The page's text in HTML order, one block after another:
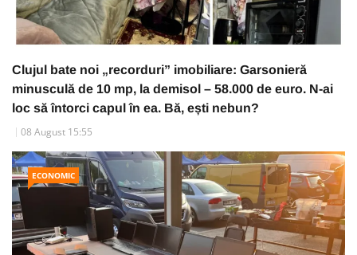
Clujul bate noi „recorduri” imobiliare: Garsonieră
minusculă de 10 mp, la demisol – 58.000 de euro. N-ai
loc să întorci capul în ea. Bă, ești nebun?
08 August 15:55
ECONOMIC